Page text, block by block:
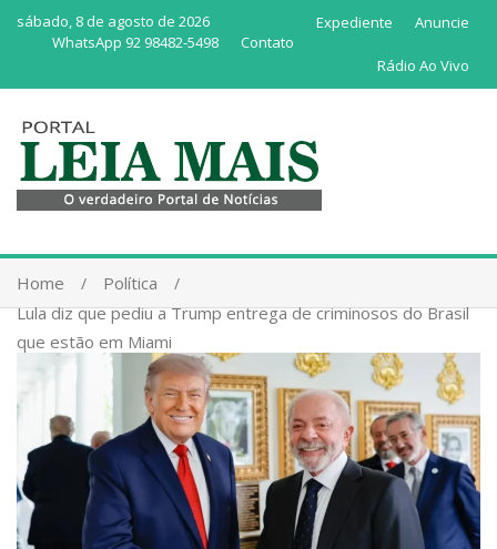
sábado, 8 de agosto de 2026 Anuncie
Expediente
Contato
WhatsApp 92 98482-5498
Rádio Ao Vivo
Home
Política
Lula diz que pediu a Trump entrega de criminosos do Brasil
que estão em Miami